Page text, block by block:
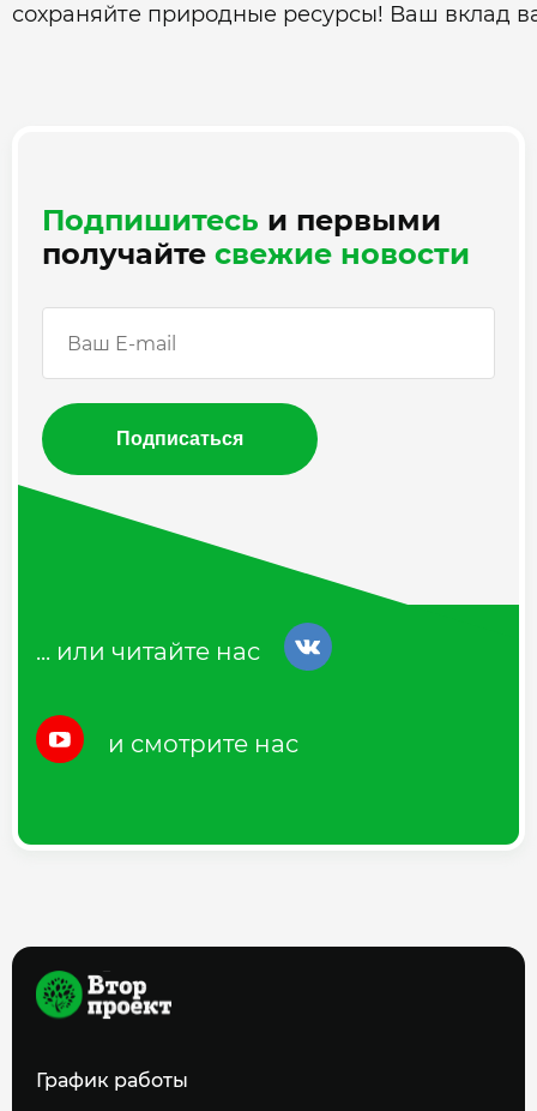
сохраняйте природные ресурсы! Ваш вклад
Подпишитесь и первыми
получайте свежие новости
Подписаться
... или читайте нас
и смотрите нас
График работы